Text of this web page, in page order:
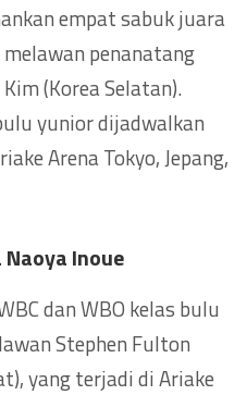
empat sabuk juara
penanatang
(Korea Selatan).
yunior dijadwalkan
Arena Tokyo, Jepang,
Inoue
dan WBO kelas bulu
Stephen Fulton
yang terjadi di Ariake